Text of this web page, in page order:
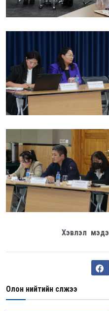
Хэвлэл
Олон нийтийн сүлжээ